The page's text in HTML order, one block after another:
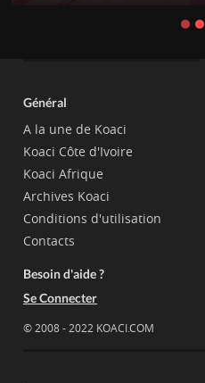
Général
A la une de Koaci
Koaci Côte d'Ivoire
Koaci Afrique
Archives Koaci
Conditions d'utilisation
Contacts
Besoin d'aide ?
Se Connecter
© 2008 - 2022 KOACI.COM